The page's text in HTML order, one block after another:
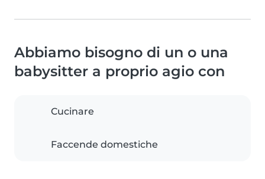
Abbiamo bisogno di un o una
babysitter a proprio agio con
Cucinare
Faccende domestiche